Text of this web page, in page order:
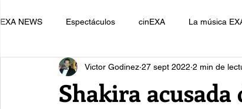
EXA NEWS Espectáculos cinEXA La música
Shakira
Victor Godinez 27 sept 2022 2 min de